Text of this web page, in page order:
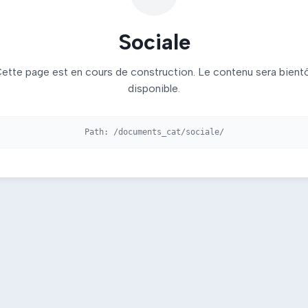
Sociale
page est en cours de construction. Le contenu sera
disponible.
Path: /documents_cat/sociale/